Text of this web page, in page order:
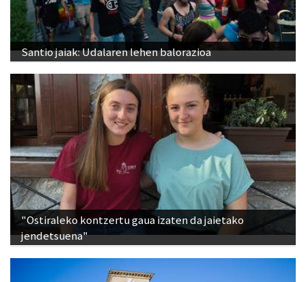
Santio jaiak: Udalaren lehen balorazioa
"Ostiraleko kontzertu gaua izaten da jaietako
jendetsuena"